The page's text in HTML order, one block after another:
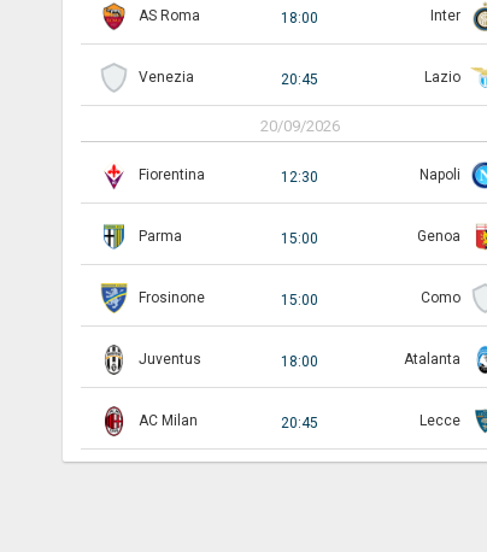
AS Roma 18:00 Inter
Venezia 20:45 Lazio
20/09/2026
Fiorentina 12:30 Napoli
Parma 15:00 Genoa
Frosinone 15:00 Como
Juventus 18:00 Atalanta
AC Milan 20:45 Lecce